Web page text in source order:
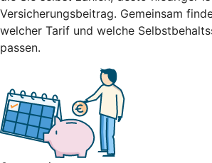
Versicherungsbeitrag. Gemeinsam
welcher Tarif und welche
passen.